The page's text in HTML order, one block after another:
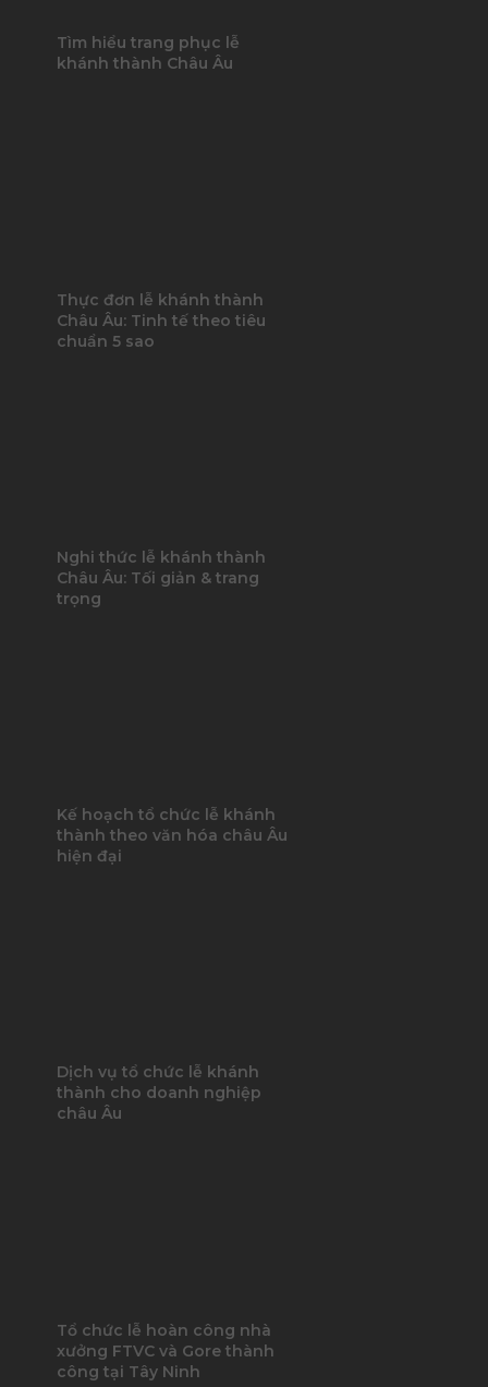
Tìm hiểu trang phục lễ
khánh thành Châu Âu
Thực đơn lễ khánh thành
Châu Âu: Tinh tế theo tiêu
chuẩn 5 sao
Nghi thức lễ khánh thành
Châu Âu: Tối giản & trang
trọng
Kế hoạch tổ chức lễ khánh
thành theo văn hóa châu Âu
hiện đại
Dịch vụ tổ chức lễ khánh
thành cho doanh nghiệp
châu Âu
Tổ chức lễ hoàn công nhà
xưởng FTVC và Gore thành
công tại Tây Ninh